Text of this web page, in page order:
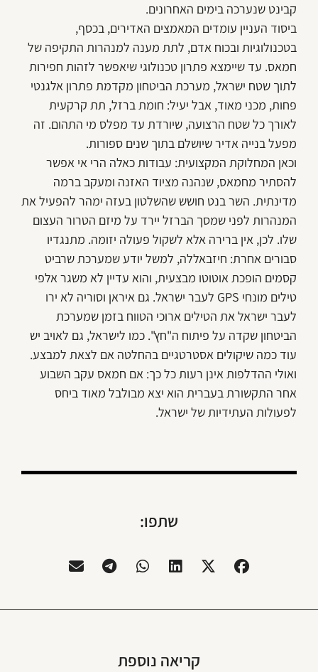
קבינט שנערכה בימים האחרונים.
ביסוד העניין עומדים המאמצים האדירים, בכסף,
בטכנולוגיות ובכוח אדם, לתת מענה למנהרות התקיפה של
חמאס. עד שיימצא פתרון טכנולוגי שיאפשר לזהות חפירות
לתוך שטח ישראל, מערכת הביטחון מקדמת פתרון אלגנטי
פחות, מכני מאוד, אבל יעיל: חומת ברזל, תת קרקעית
לאורך כל שטח הרצועה, שיורדת עד מפלס מי התהום. זה
מפעל בנייה אדיר שיושלם בתוך שנים ספורות.
וכאן המחלוקת המקצועית: עבודות כאלה הרי אי אפשר
להסתיר מחמאס, שנהנה מציוד האזנה ומעקב ברמה
מדינתית. השר בנט חושש שהשלטון בעזה ימהר להפעיל את
המנהרות לפני שמסך הברזל יירד על מיזם הטרור העצום
שלו. לכן, אין ברירה אלא לשקול פעולה יזומה. מתנגדיו
סבורים אחרת: חיזבאללה, למשל יודע שמערכת שרביט
קסמים הופכת אוטוטו מבצעית, והוא עדיין לא משגר אלפי
טילים מונחי GPS לעבר ישראל. גם איראן וסוריה לא ירו
לעבר ישראל את הטילים ארוכי הטווח בזמן שמערכת
הביטחון שקדה על פיתוח ה"חץ". כמו לישראל, גם לאויב יש
עוד כמה שיקולים אסטרטגיים בהחלטה אם לצאת למבצע.
ואולי ההדלפות אינן רעות כל כך: אם חמאס עקב השבוע
אחר התקשורת בעברית הוא יצא מבולבל מאוד ביחס
לפעולות העתידיות של ישראל.
שתפו:
קריאה נוספת